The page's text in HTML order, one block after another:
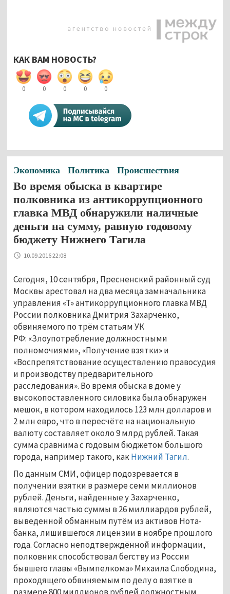
КАК ВАМ НОВОСТЬ?
0 0 0 0 0
Экономика Политика Происшествия
Во время обыска в квартире
полковника из антикоррупционного
главка МВД обнаружили наличные
деньги на сумму, равную годовому
бюджету Нижнего Тагила
10.09.2016 22:08
Сегодня, 10 сентября, Пресненский районный суд
Москвы арестовал на два месяца замначальника
управления «Т» антикоррупционного главка МВД
России полковника Дмитрия Захарченко,
обвиняемого по трём статьям УК
РФ: «Злоупотребление должностными
полномочиями», «Получение взятки» и
«Воспрепятствование осуществлению правосудия
и производству предварительного
расследования». Во время обыска в доме у
высокопоставленного силовика была обнаружен
мешок, в котором находилось 123 млн долларов и
2 млн евро, что в пересчёте на национальную
валюту составляет около 9 млрд рублей. Такая
сумма сравнима с годовым бюджетом большого
города, например такого, какНижний Тагил.
По данным СМИ, офицер подозревается в
получении взятки в размере семи миллионов
рублей. Деньги, найденные у Захарченко,
являются частью суммы в 26 миллиардов рублей,
выведенной обманным путём из активов Нота-
банка, лишившегося лицензии в ноябре прошлого
года. Согласно неподтверждённой информации,
полковник способствовал бегству из России
бывшего главы «Вымпелкома» Михаила Слободина,
проходящего обвиняемым по делу о взятке в